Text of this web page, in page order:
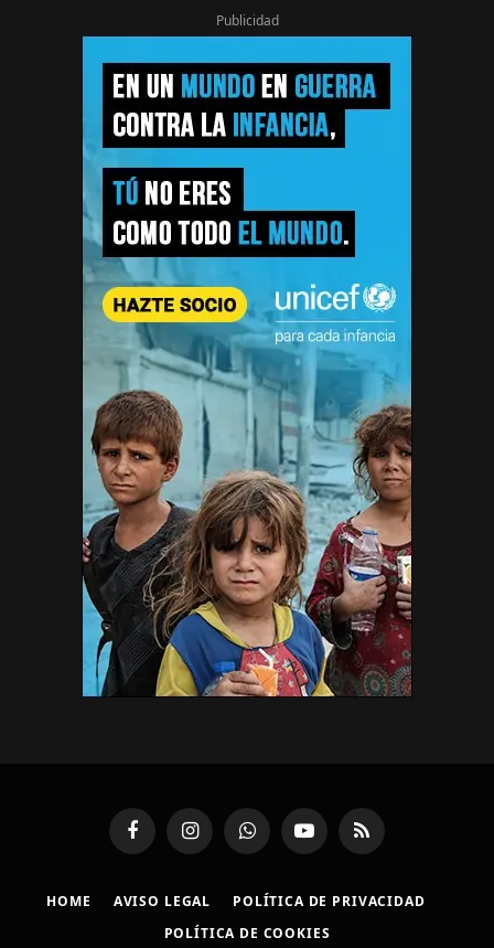
Publicidad
FacebookInstagramWhatsAppYouTubeRSS
HOME AVISO LEGAL
POLÍTICA DE PRIVACIDAD
POLÍTICA DE COOKIES